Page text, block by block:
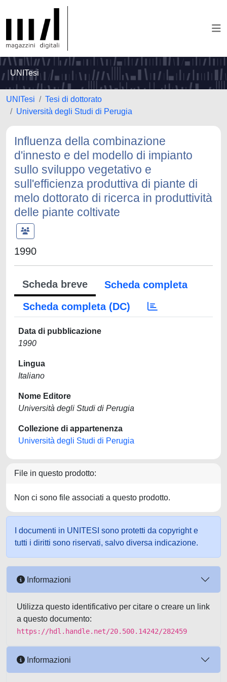
UNITesi
UNITesi
Tesi di dottorato
Università degli Studi di Perugia
Influenza della combinazione
d'innesto e del modello di impianto
sullo sviluppo vegetativo e
sull'efficienza produttiva di piante di
melo dottorato di ricerca in produttività
delle piante coltivate
1990
Scheda breve
Scheda completa
Scheda completa (DC)
Data di pubblicazione
1990
Lingua
Italiano
Nome Editore
Università degli Studi di Perugia
Collezione di appartenenza
Università degli Studi di Perugia
File in questo prodotto:
Non ci sono file associati a questo prodotto.
I documenti in UNITESI sono protetti da copyright e
tutti i diritti sono riservati, salvo diversa indicazione.
Informazioni
Utilizza questo identificativo per citare o creare un link
a questo documento:
https://hdl.handle.net/20.500.14242/282459
Informazioni